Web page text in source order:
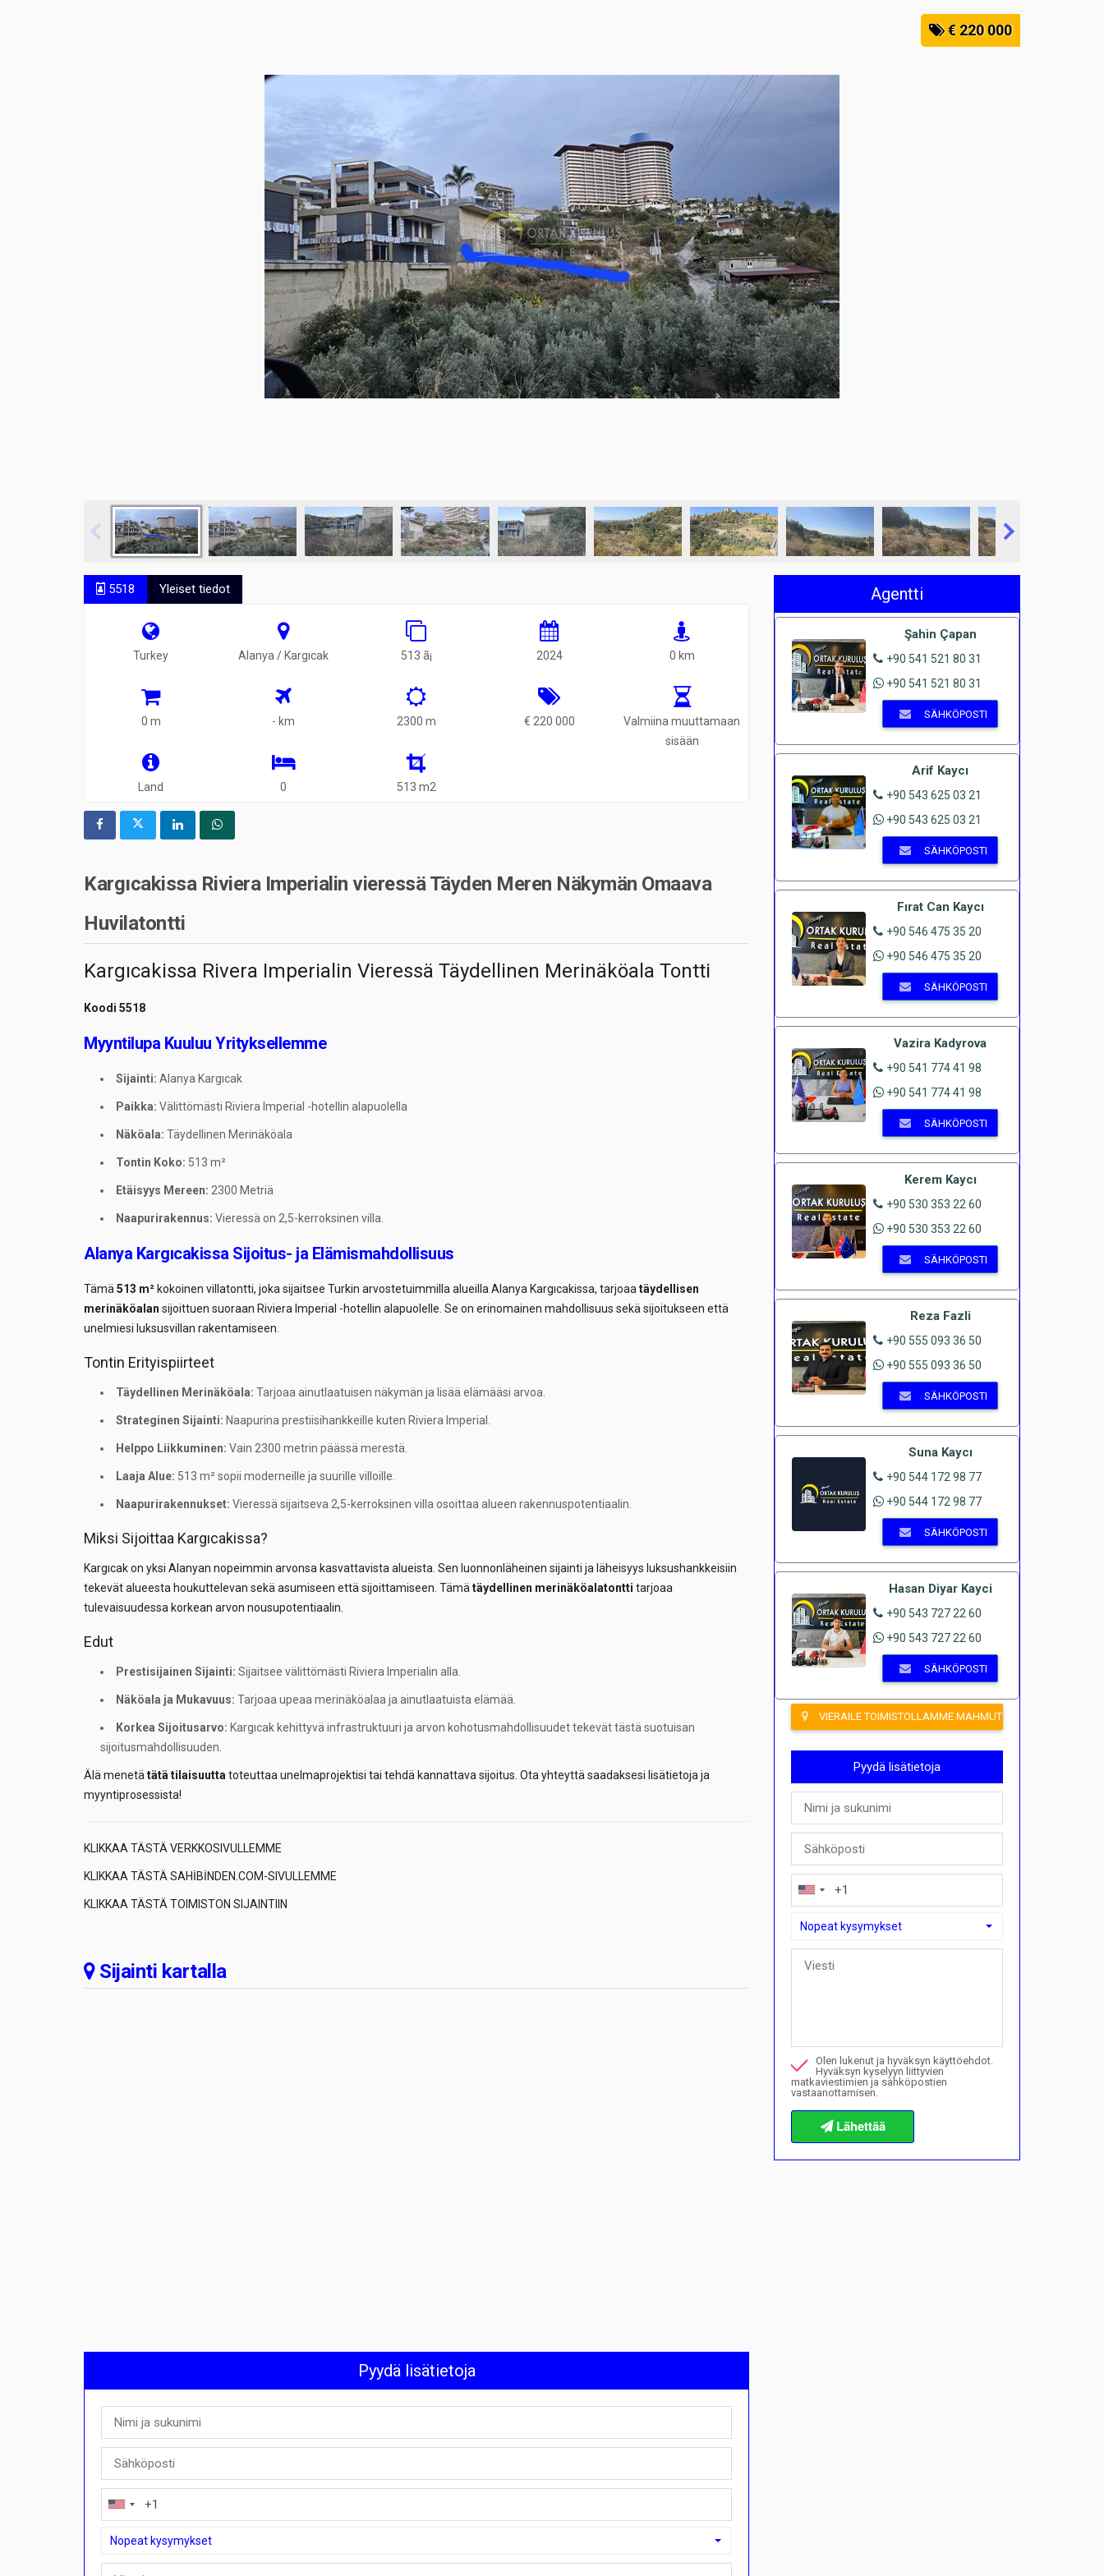
€ 220 000
5518 Yleiset tiedot
Turkey Alanya / Kargıcak 513 ã¡ 2024 0 km
0 m - km 2300 m € 220 000
Valmiina muuttamaan
sisään
Land 0 513 m2
Kargıcakissa Riviera Imperialin vieressä Täyden Meren Näkymän Omaava
Huvilatontti
Kargıcakissa Rivera Imperialin Vieressä Täydellinen Merinäköala Tontti
Koodi 5518
Myyntilupa Kuuluu Yrityksellemme
Sijainti: Alanya Kargıcak
Paikka: Välittömästi Riviera Imperial -hotellin alapuolella
Näköala: Täydellinen Merinäköala
Tontin Koko: 513 m²
Etäisyys Mereen: 2300 Metriä
Naapurirakennus: Vieressä on 2,5-kerroksinen villa.
Alanya Kargıcakissa Sijoitus- ja Elämismahdollisuus
Tämä 513 m² kokoinen villatontti, joka sijaitsee Turkin arvostetuimmilla alueilla Alanya Kargıcakissa, tarjoaa täydellisen
merinäköalan sijoittuen suoraan Riviera Imperial -hotellin alapuolelle. Se on erinomainen mahdollisuus sekä sijoitukseen että
unelmiesi luksusvillan rakentamiseen.
Tontin Erityispiirteet
Täydellinen Merinäköala: Tarjoaa ainutlaatuisen näkymän ja lisää elämääsi arvoa.
Strateginen Sijainti: Naapurina prestiisihankkeille kuten Riviera Imperial.
Helppo Liikkuminen: Vain 2300 metrin päässä merestä.
Laaja Alue: 513 m² sopii moderneille ja suurille villoille.
Naapurirakennukset: Vieressä sijaitseva 2,5-kerroksinen villa osoittaa alueen rakennuspotentiaalin.
Miksi Sijoittaa Kargıcakissa?
Kargıcak on yksi Alanyan nopeimmin arvonsa kasvattavista alueista. Sen luonnonläheinen sijainti ja läheisyys luksushankkeisiin
tekevät alueesta houkuttelevan sekä asumiseen että sijoittamiseen. Tämä täydellinen merinäköalatontti tarjoaa
tulevaisuudessa korkean arvon nousupotentiaalin.
Edut
Prestisijainen Sijainti: Sijaitsee välittömästi Riviera Imperialin alla.
Näköala ja Mukavuus: Tarjoaa upeaa merinäköalaa ja ainutlaatuista elämää.
Korkea Sijoitusarvo: Kargıcak kehittyvä infrastruktuuri ja arvon kohotusmahdollisuudet tekevät tästä suotuisan
sijoitusmahdollisuuden.
Älä menetä tätä tilaisuutta toteuttaa unelmaprojektisi tai tehdä kannattava sijoitus. Ota yhteyttä saadaksesi lisätietoja ja
myyntiprosessista!
KLIKKAA TÄSTÄ VERKKOSIVULLEMME
KLIKKAA TÄSTÄ SAHİBİNDEN.COM-SIVULLEMME
KLIKKAA TÄSTÄ TOIMISTON SIJAINTIIN
Sijainti kartalla
Pyydä lisätietoja
Nopeat kysymykset
Agentti
Şahin Çapan
+90 541 521 80 31
+90 541 521 80 31
SÄHKÖPOSTI
Arif Kaycı
+90 543 625 03 21
+90 543 625 03 21
SÄHKÖPOSTI
Fırat Can Kaycı
+90 546 475 35 20
+90 546 475 35 20
SÄHKÖPOSTI
Vazira Kadyrova
+90 541 774 41 98
+90 541 774 41 98
SÄHKÖPOSTI
Kerem Kaycı
+90 530 353 22 60
+90 530 353 22 60
SÄHKÖPOSTI
Reza Fazli
+90 555 093 36 50
+90 555 093 36 50
SÄHKÖPOSTI
Suna Kaycı
+90 544 172 98 77
+90 544 172 98 77
SÄHKÖPOSTI
Hasan Diyar Kayci
+90 543 727 22 60
+90 543 727 22 60
SÄHKÖPOSTI
VIERAILE TOIMISTOLLAMME MAHMUTLARISSA
Pyydä lisätietoja
Nopeat kysymykset
Nopeat kysymykset
Haluan varata katselun
Tietoja ostomenettelyistä
Olen lukenut ja hyväksyn käyttöehdot.
Hyväksyn kyselyyn liittyvien
matkaviestimien ja sähköpostien
vastaanottamisen.